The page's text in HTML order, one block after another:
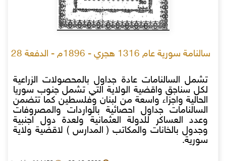
سالنامة سورية عام 1316 هجري - 1896م - الدفعة 28
تشمل السالنامات عادة جداول بالمحصولات الزراعية
لكل سناجق واقضية الولاية التي تشمل جنوب سوريا
الحالية واجزاء واسعة من لبنان وفلسطين كما تتضمن
السالنامات جداول احصائية بالواردات والمصروفات
وعدد العساكر للدولة العثمانية ولعدة دول اجنبية
وجدول بالخانات والمكاتب ( المدارس ) لاقضية ولاية
سورية.